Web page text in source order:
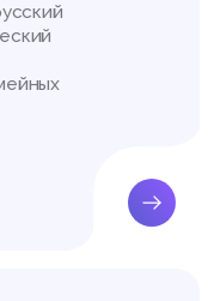
ПОВЕДЕНИЯ В
определяется, как